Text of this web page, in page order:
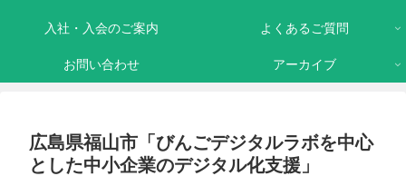
入社・入会のご案内 よくあるご質問
お問い合わせ アーカイブ
広島県福山市「びんごデジタルラボを中心
とした中小企業のデジタル化支援」